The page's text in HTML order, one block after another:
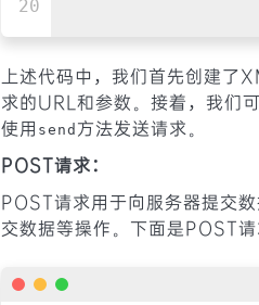
上述代码中，我们首先创建
求的URL和参数。接着，我们
使用 send 方法发送请求。
POST请求：
POST请求用于向服务器提交
交数据等操作。下面是POST请